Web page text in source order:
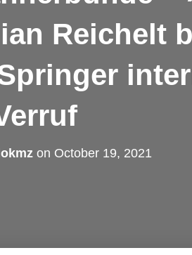
Reichelt
on October 19, 2021